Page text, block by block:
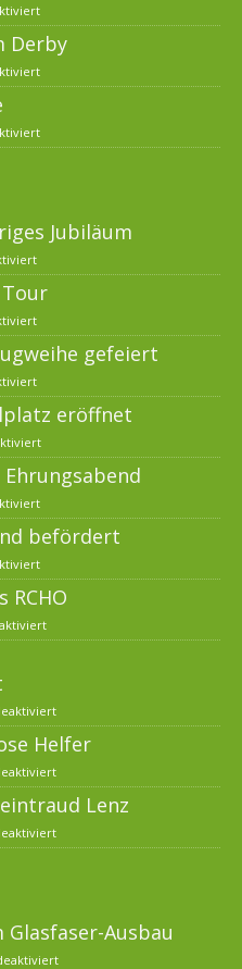
Derby
Jubiläum
gefeiert
eröffnet
befördert
RCHO
Helfer
Lenz
Ausbau